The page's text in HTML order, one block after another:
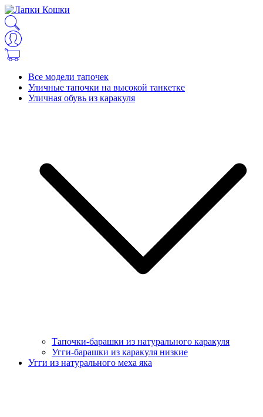
Все модели тапочек
Уличные тапочки на высокой танкетке
Уличная обувь из каракуля
Тапочки-барашки из натурального каракуля
Угги-барашки из каракуля низкие
Угги из натурального меха яка